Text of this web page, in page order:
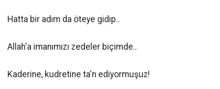
Hatta bir adım da öteye gidip..
Allah'a imanımızı zedeler biçimde..
Kaderine, kudretine ta'n ediyormuşuz!